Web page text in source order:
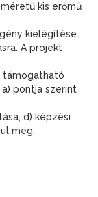
kis erőmű
kielégítése
A projekt
támogatható
a) pontja szerint
d) képzési
meg.